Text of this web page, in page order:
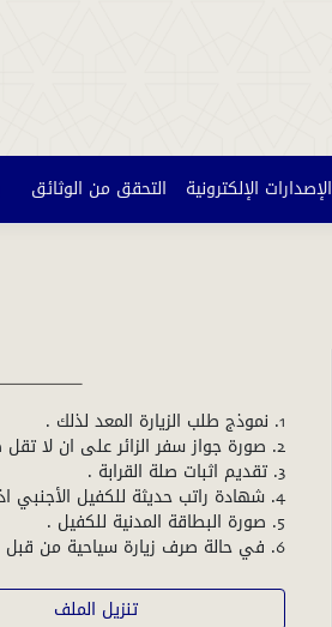
الإصدارات الإلكترونية التحقق من الوثائق
6. في حالة صرف زيارة سياحية من قبل الفنادق يرفق صورة اعتماد التوقيع للشخص المخول .
تنزيل الملف